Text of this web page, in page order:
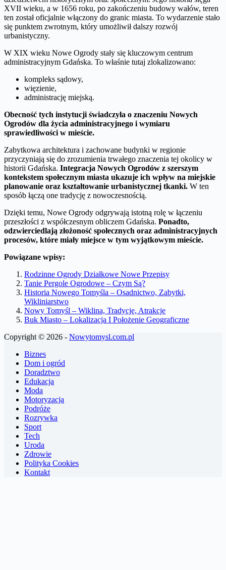
XVII wieku, a w 1656 roku, po zakończeniu budowy wałów, teren
ten został oficjalnie włączony do granic miasta. To wydarzenie stało
się punktem zwrotnym, który umożliwił dalszy rozwój
urbanistyczny.
W XIX wieku Nowe Ogrody stały się kluczowym centrum
administracyjnym Gdańska. To właśnie tutaj zlokalizowano:
kompleks sądowy,
więzienie,
administrację miejską.
Obecność tych instytucji świadczyła o znaczeniu Nowych
Ogrodów dla życia administracyjnego i wymiaru
sprawiedliwości w mieście.
Zabytkowa architektura i zachowane budynki w regionie
przyczyniają się do zrozumienia trwałego znaczenia tej okolicy w
historii Gdańska. Integracja Nowych Ogrodów z szerszym
kontekstem społecznym miasta ukazuje ich wpływ na miejskie
planowanie oraz kształtowanie urbanistycznej tkanki. W ten
sposób łączą one tradycję z nowoczesnością.
Dzięki temu, Nowe Ogrody odgrywają istotną rolę w łączeniu
przeszłości z współczesnym obliczem Gdańska. Ponadto,
odzwierciedlają złożoność społecznych oraz administracyjnych
procesów, które miały miejsce w tym wyjątkowym mieście.
Powiązane wpisy:
Rodzinne Ogrody Działkowe Nowe Przepisy
Tanie Pergole Ogrodowe – Czym Są?
Historia Nowego Tomyśla – Osadnictwo, Zabytki,
Wikliniarstwo
Nowy Tomyśl – Wiklina, Tradycje, Atrakcje
Buk Miasto – Lokalizacja I Położenie Geograficzne
Copyright © 2026 - Nowytomysl.com.pl
Biznes
Dom i ogród
Doradztwo
Edukacja
Moda
Motoryzacja
Podróże
Rozrywka
Sport
Tech
Uroda
Zdrowie
Polityka Cookies
Kontakt